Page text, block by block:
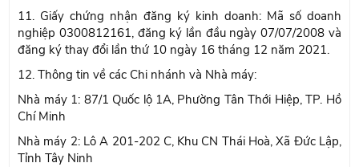
11. Giấy chứng nhận đăng ký kinh doanh: Mã số doanh
nghiệp 0300812161, đăng ký lần đầu ngày 07/07/2008 và
đăng ký thay đổi lần thứ 10 ngày 16 tháng 12 năm 2021.
12. Thông tin về các Chi nhánh và Nhà máy:
Nhà máy 1: 87/1 Quốc lộ 1A, Phường Tân Thới Hiệp, TP. Hồ
Chí Minh
Nhà máy 2: Lô A 201-202 C, Khu CN Thái Hoà, Xã Đức Lập,
Tỉnh Tây Ninh